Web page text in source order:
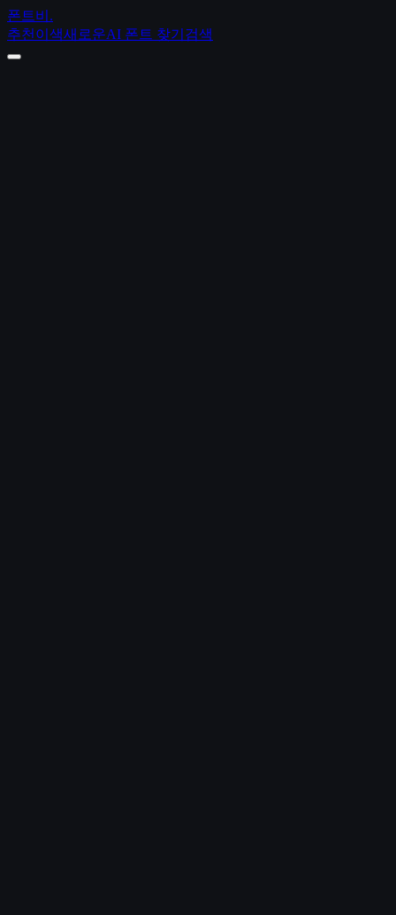
폰트비 .
추천 이색새로운AI 폰트 찾기 검색